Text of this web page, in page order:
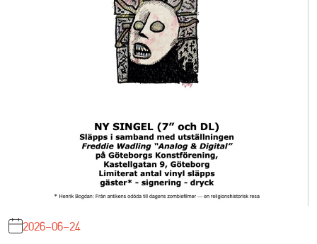
2026-06-24